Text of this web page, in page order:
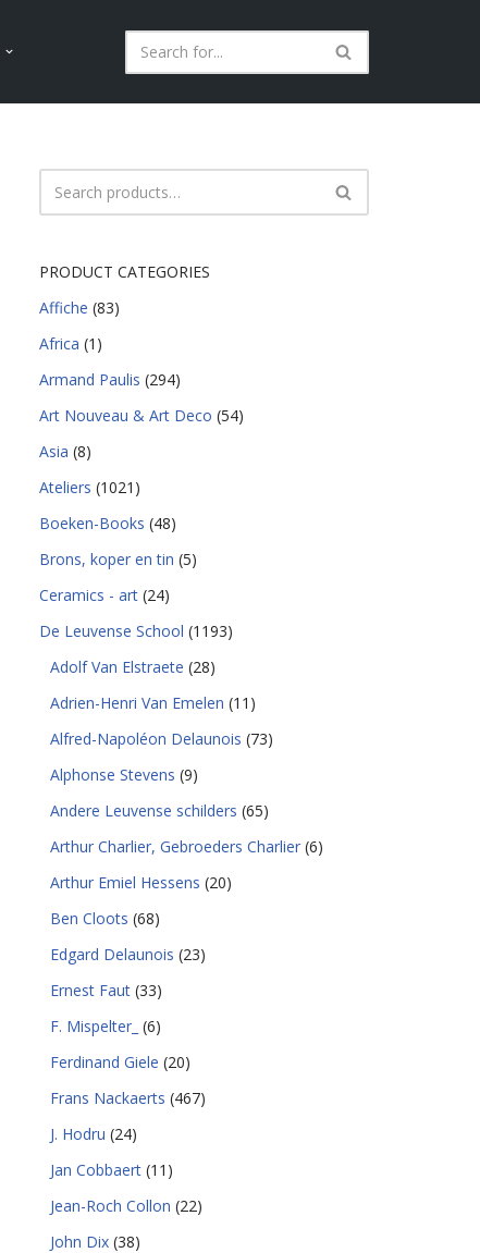
PRODUCT CATEGORIES
Affiche (83)
Africa (1)
Armand Paulis (294)
Art Nouveau & Art Deco (54)
Asia (8)
Ateliers (1021)
Boeken-Books (48)
Brons, koper en tin (5)
Ceramics - art (24)
De Leuvense School (1193)
Adolf Van Elstraete (28)
Adrien-Henri Van Emelen (11)
Alfred-Napoléon Delaunois (73)
Alphonse Stevens (9)
Andere Leuvense schilders (65)
Arthur Charlier, Gebroeders Charlier (6)
Arthur Emiel Hessens (20)
Ben Cloots (68)
Edgard Delaunois (23)
Ernest Faut (33)
F. Mispelter_ (6)
Ferdinand Giele (20)
Frans Nackaerts (467)
J. Hodru (24)
Jan Cobbaert (11)
Jean-Roch Collon (22)
John Dix (38)